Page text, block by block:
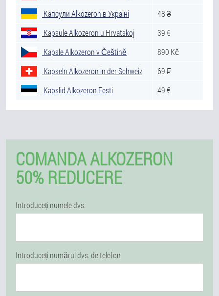
Капсули Alkozeron в Україні
48 ₴
Kapsule Alkozeron u Hrvatskoj
39 €
Kapsle Alkozeron v Češtině
890 Kč
Kapseln Alkozeron in der Schweiz
69 ₣
Kapslid Alkozeron Eesti
49 €
COMANDA ALKOZERON
50% REDUCERE
Introduceți numele dvs.
Introduceți numărul dvs. de telefon